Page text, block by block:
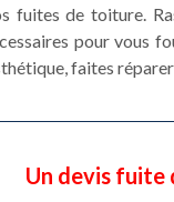
fuites de toiture.
pour vous
faites
Un devis